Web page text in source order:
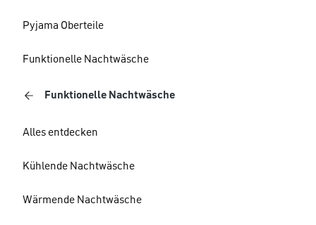
Pyjama Oberteile
Funktionelle Nachtwäsche
Funktionelle Nachtwäsche
Alles entdecken
Kühlende Nachtwäsche
Wärmende Nachtwäsche